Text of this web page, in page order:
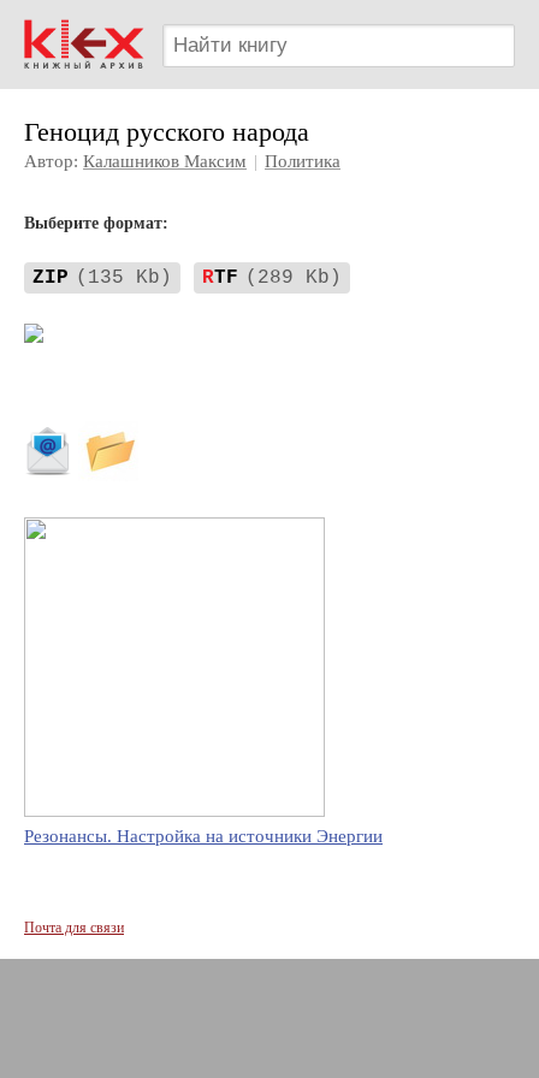
Геноцид русского народа
Автор: Калашников Максим | Политика
Выберите формат:
ZIP (135 Kb) RTF (289 Kb)
Резонансы. Настройка на источники Энергии
Почта для связи